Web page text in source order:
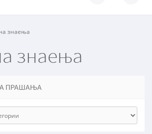
знаења
знаења
ПРАШАЊА